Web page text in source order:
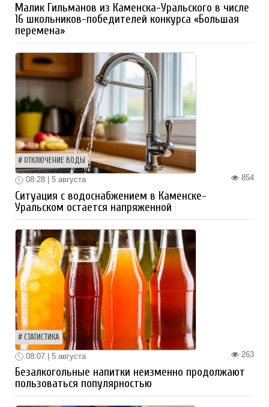
Малик Гильманов из Каменска-Уральского в числе
16 школьников-победителей конкурса «Большая
перемена»
ОТКЛЮЧЕНИЕ ВОДЫ
854
08:28 | 5 августа
Ситуация с водоснабжением в Каменске-
Уральском остается напряженной
СТАТИСТИКА
263
08:07 | 5 августа
Безалкогольные напитки неизменно продолжают
пользоваться популярностью